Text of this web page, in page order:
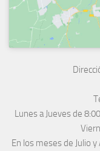
Lunes a Jueves de
En los meses de Julio